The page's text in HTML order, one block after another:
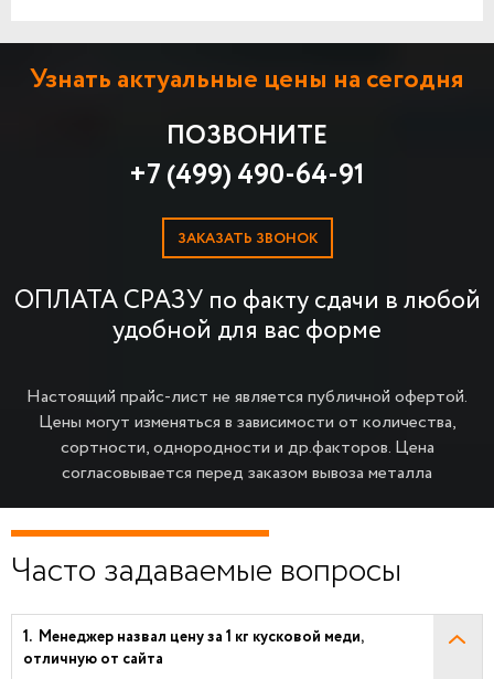
Узнать актуальные цены на сегодня
ПОЗВОНИТЕ
+7 (499) 490-64-91
ЗАКАЗАТЬ ЗВОНОК
ОПЛАТА СРАЗУ по факту сдачи в любой
удобной для вас форме
Настоящий прайс-лист не является публичной офертой.
Цены могут изменяться в зависимости от количества,
сортности, однородности и др.факторов. Цена
согласовывается перед заказом вывоза металла
Часто задаваемые вопросы
Менеджер назвал цену за 1 кг кусковой меди,
отличную от сайта